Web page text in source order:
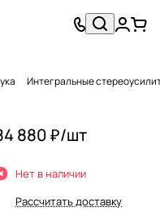
Интегральные
880 ₽/шт
Нет в наличии
Рассчитать доставку